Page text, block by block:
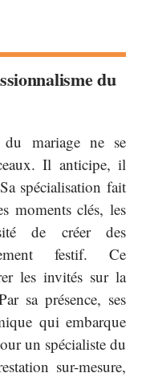
du
mariage ne se
Il anticipe, il
spécialisation fait
moments clés, les
de créer des
festif. Ce
les invités sur la
sa présence, ses
qui embarque
un spécialiste du
sur-mesure,